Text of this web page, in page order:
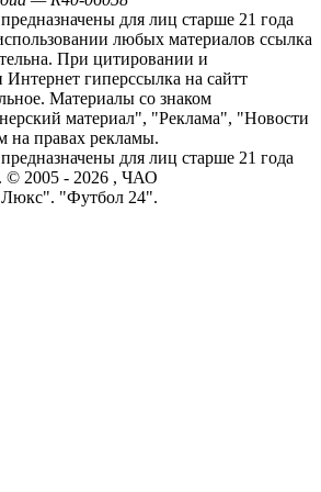
для лиц старше 21 года
любых материалов ссылка
При цитировании и
Интернет гиперссылка на сайтт
Материалы со знаком
материал", "Реклама", "Новости
на правах рекламы.
для лиц старше 21 года
© 2005 - 2026 , ЧАО
Люкс". "Футбол 24".